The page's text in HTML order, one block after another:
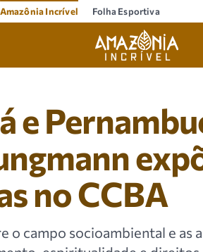
Amazônia Incrível Folha Esportiva
e
no CCBA
o campo socioambiental e as